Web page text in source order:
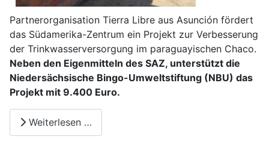
Partnerorganisation Tierra Libre aus Asunción fördert
das Südamerika-Zentrum ein Projekt zur Verbesserung
der Trinkwasserversorgung im paraguayischen Chaco.
Neben den Eigenmitteln des SAZ, unterstützt die
Niedersächsische Bingo-Umweltstiftung (NBU) das
Projekt mit 9.400 Euro.
Weiterlesen …